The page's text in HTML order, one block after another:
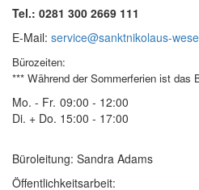
Tel.: 0281 300 2669 111
E-Mail: service@sanktnikolaus-
Bürozeiten:
*** Während der Sommerferien ist das
Mo. - Fr. 09:00 - 12:00
Di. + Do. 15:00 - 17:00
Büroleitung: Sandra Adams
Öffentlichkeitsarbeit: